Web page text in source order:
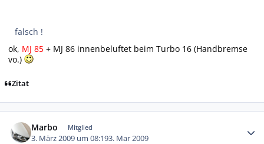
falsch !
ok, MJ 85 + MJ 86 innenbeluftet beim Turbo 16 (Handbremse
vo.)
Zitat
Marbo Mitglied
3. März 2009 um 08:193. Mar 2009